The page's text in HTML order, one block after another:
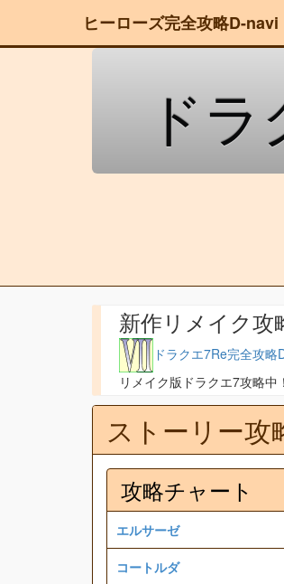
ヒーローズ完全攻略D-navi
ドラ
新作リメイク攻
ドラクエ7Re完全攻略
リメイク版ドラクエ7攻略中
ストーリー攻
攻略チャート
エルサーゼ
コートルダ